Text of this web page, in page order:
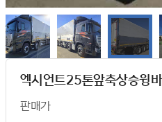
엑시언트25톤앞축상승윙바
판매가